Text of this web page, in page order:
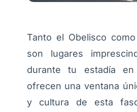
Tanto el Obelisco
son lugares
durante tu estadía
ofrecen una ventana
y cultura de esta